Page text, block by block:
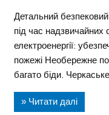
Детальний
під час надзвичайних
електроенергії:
пожежі Необережне
багато біди.
» Читати далі